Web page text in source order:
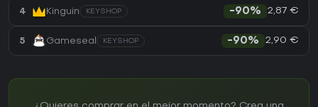
4 Kinguin KEYSHOP -90% 2,87 €
5 Gameseal KEYSHOP -90% 2,90 €